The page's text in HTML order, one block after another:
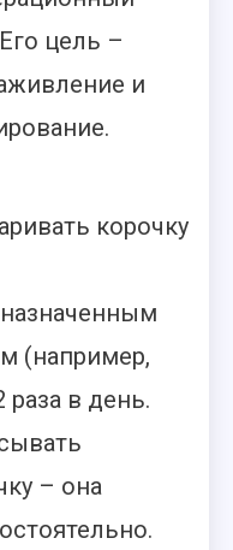
цель –
и
корочку
(например,
в день.
– она